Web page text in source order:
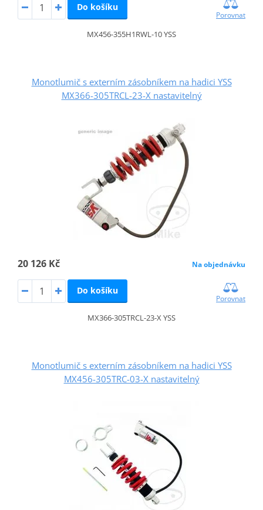
Do košíku
Porovnat
MX456-355H1RWL-10 YSS
Monotlumič s externím zásobníkem na hadici YSS
MX366-305TRCL-23-X nastavitelný
20 126 Kč Na objednávku
Do košíku
Porovnat
MX366-305TRCL-23-X YSS
Monotlumič s externím zásobníkem na hadici YSS
MX456-305TRC-03-X nastavitelný